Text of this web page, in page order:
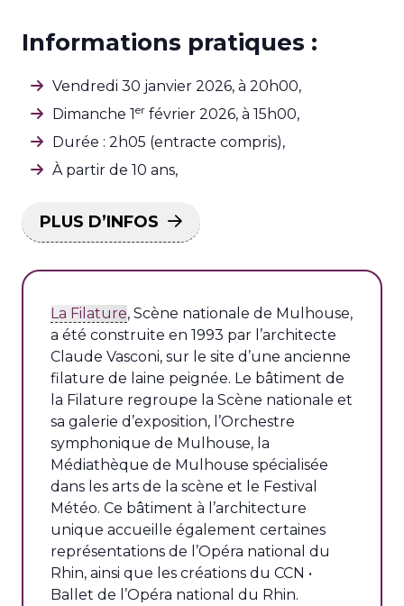
Informations pratiques :
Vendredi 30 janvier 2026, à 20h00,
Dimanche 1er février 2026, à 15h00,
Durée : 2h05 (entracte compris),
À partir de 10 ans,
PLUS D’INFOS
La Filature, Scène nationale de Mulhouse,
a été construite en 1993 par l’architecte
Claude Vasconi, sur le site d’une ancienne
filature de laine peignée. Le bâtiment de
la Filature regroupe la Scène nationale et
sa galerie d’exposition, l’Orchestre
symphonique de Mulhouse, la
Médiathèque de Mulhouse spécialisée
dans les arts de la scène et le Festival
Météo. Ce bâtiment à l’architecture
unique accueille également certaines
représentations de l’Opéra national du
Rhin, ainsi que les créations du CCN •
Ballet de l’Opéra national du Rhin.